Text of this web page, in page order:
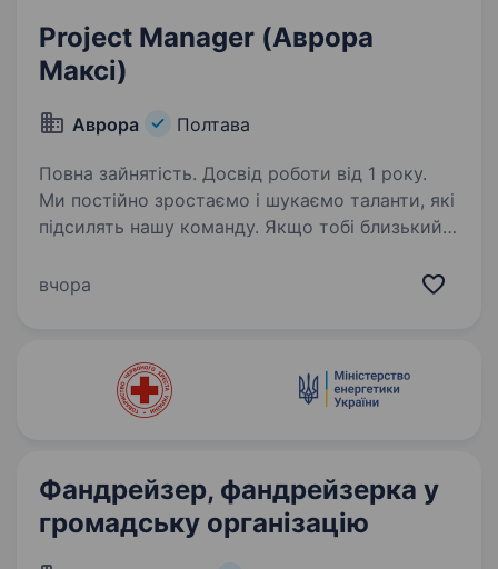
Project Manager (Аврора
Максі)
Аврора Полтава
Повна зайнятість. Досвід роботи від 1 року.
Ми постійно зростаємо і шукаємо таланти, які
підсилять нашу команду. Якщо тобі близький
відгукуйся на вакансію і давай знайомитись!
вчора
Фандрейзер, фандрейзерка у
громадську організацію